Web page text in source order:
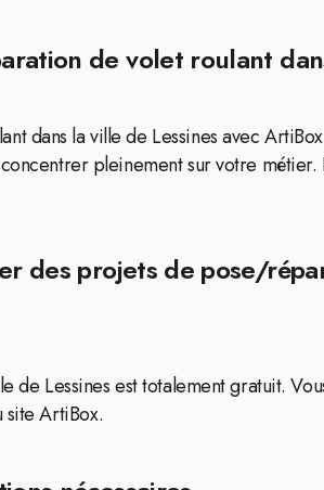
de volet roulant
dans la ville de Lessines avec
pleinement sur votre
des projets de pose/
de Lessines est totalement gratuit.
ArtiBox.